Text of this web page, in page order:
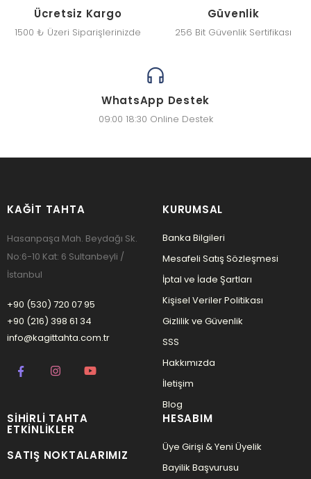
Ücretsiz Kargo
1500 ₺ Üzeri Siparişlerinizde
Güvenlik
256 Bit Güvenlik Sertifikası
WhatsApp Destek
09:00 18:30 Online Destek
KAĞIT TAHTA
Hasanpaşa Mah. Beydağı Sk.
No:6-10 Kat: 6 Sultanbeyli /
İstanbul
+90 (530) 720 07 95
+90 (216) 398 61 34
info@kagittahta.com.tr
KURUMSAL
Banka Bilgileri
Mesafeli Satış Sözleşmesi
İptal ve İade Şartları
Kişisel Veriler Politikası
Gizlilik ve Güvenlik
SSS
Hakkımızda
İletişim
Blog
SIHIRLI TAHTA
ETKINLIKLER
SATIŞ NOKTALARIMIZ
HESABIM
Üye Girişi & Yeni Üyelik
Bayilik Başvurusu